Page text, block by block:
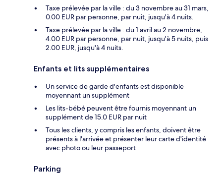
Taxe prélevée par la ville : du 3 novembre au 31 mars,
0.00 EUR par personne, par nuit, jusqu'à 4 nuits.
Taxe prélevée par la ville : du 1 avril au 2 novembre,
4.00 EUR par personne, par nuit, jusqu'à 5 nuits, puis
2.00 EUR, jusqu'à 4 nuits.
Enfants et lits supplémentaires
Un service de garde d'enfants est disponible
moyennant un supplément
Les lits-bébé peuvent être fournis moyennant un
supplément de 15.0 EUR par nuit
Tous les clients, y compris les enfants, doivent être
présents à l'arrivée et présenter leur carte d'identité
avec photo ou leur passeport
Parking